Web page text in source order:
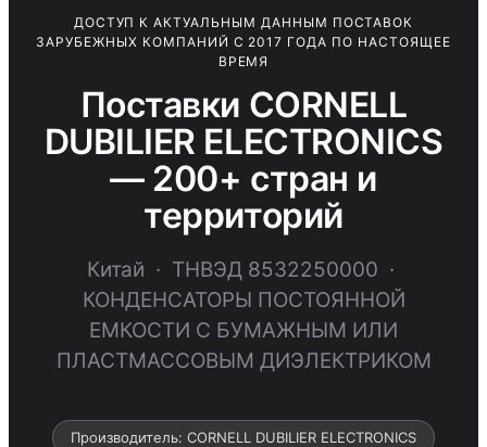
ДОСТУП К АКТУАЛЬНЫМ ДАННЫМ ПОСТАВОК
ЗАРУБЕЖНЫХ КОМПАНИЙ С 2017 ГОДА ПО НАСТОЯЩЕЕ
ВРЕМЯ
Поставки CORNELL
DUBILIER ELECTRONICS
— 200+ стран и
территорий
Китай · ТНВЭД 8532250000 ·
КОНДЕНСАТОРЫ ПОСТОЯННОЙ
ЕМКОСТИ С БУМАЖНЫМ ИЛИ
ПЛАСТМАССОВЫМ ДИЭЛЕКТРИКОМ
Производитель: CORNELL DUBILIER ELECTRONICS